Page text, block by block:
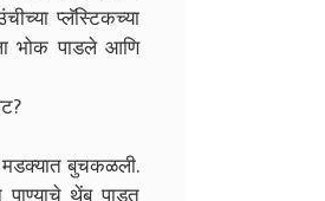
प्लॅस्टिकच्या
भोक पाडले आणि
मडक्यात बुचकळली.